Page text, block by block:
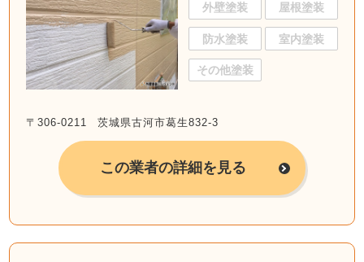
外壁塗装 屋根塗装
防水塗装 室内塗装
その他塗装
〒306-0211 茨城県古河市葛生832-3
この業者の詳細を見る